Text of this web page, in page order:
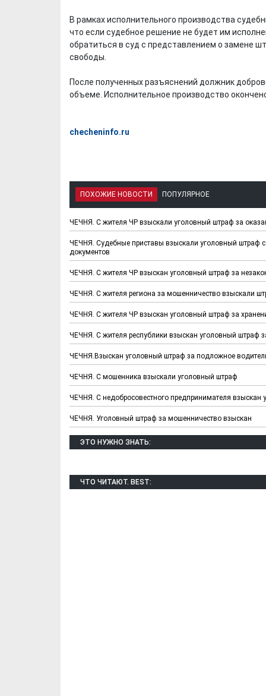
В рамках исполнительного производства
что если судебное решение не будет им
обратиться в суд с представлением о замене
свободы.
После полученных разъяснений должник
объеме. Исполнительное производство
checheninfo.ru
ПОХОЖИЕ НОВОСТИ ПОПУЛЯРНОЕ
ЧЕЧНЯ. С жителя ЧР взыскали уголовный штраф за
ЧЕЧНЯ. Судебные приставы взыскали уголовный штраф
документов
ЧЕЧНЯ. С жителя ЧР взыскан уголовный штраф за
ЧЕЧНЯ. С жителя региона за мошенничество взыскали
ЧЕЧНЯ. С жителя ЧР взыскан уголовный штраф за
ЧЕЧНЯ. С жителя республики взыскан уголовный штраф
ЧЕЧНЯ.Взыскан уголовный штраф за подложное
ЧЕЧНЯ. С мошенника взыскали уголовный штраф
ЧЕЧНЯ. С недобросовестного предпринимателя взыскан
ЧЕЧНЯ. Уголовный штраф за мошенничество взыскан
ЭТО НУЖНО ЗНАТЬ:
ЧТО ЧИТАЮТ. BEST:
Х. Гапураев. Капкан
для Зелимхана (Отр.
из романа «1овда»)
ЧЕЧНЯ. А.